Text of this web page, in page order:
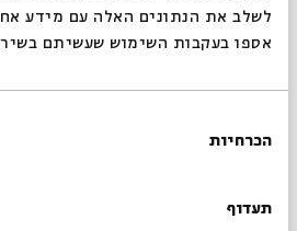
לשלב את הנתונים האלה עם מידע
אספו בעקבות השימוש שעשיתם
הסכמה
הכרחיות
תעדוף